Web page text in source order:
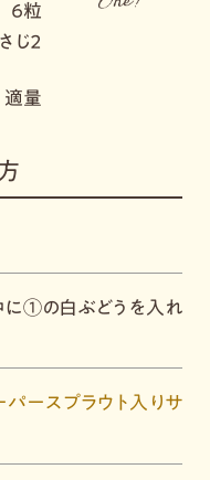
６粒
じ２
適量
に①の白ぶどうを入れ
パースプラウト入りサ